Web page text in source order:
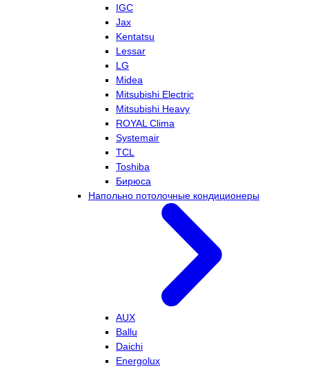
IGC
Jax
Kentatsu
Lessar
LG
Midea
Mitsubishi Electric
Mitsubishi Heavy
ROYAL Clima
Systemair
TCL
Toshiba
Бирюса
Напольно потолочные кондиционеры
AUX
Ballu
Daichi
Energolux